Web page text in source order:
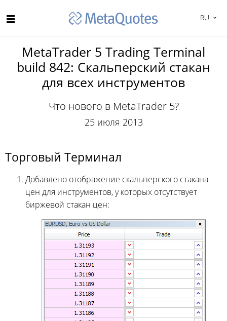
RU
MetaTrader 5 Trading Terminal
build 842: Скальперский стакан
для всех инструментов
Что нового в MetaTrader 5?
25 июля 2013
Торговый Терминал
Добавлено отображение скальперского стакана
цен для инструментов, у которых отсутствует
биржевой стакан цен: